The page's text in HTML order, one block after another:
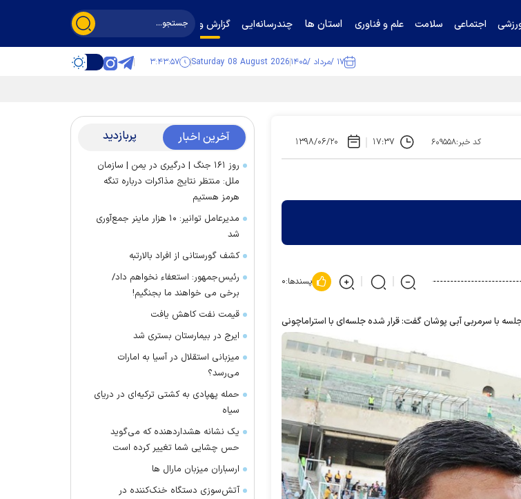
اجتماعی سلامت علم و فناوری استان ها چندرسانه‌ایی گزارش و گفت‌وگو
۱۷ /مرداد /۱۴۰۵ Saturday 08 August 2026 ۳:۴۳:۵۷
کد خبر:۶۰۹۵۵۸ ۱۷:۳۷ ۱۳۹۸/۰۶/۲۰
پسندها:۰
با سرمربی آبی پوشان گفت: قرار شدهجلسه‌ای با استراماچونی
آخرین اخبار پربازدید
روز ۱۶۱ جنگ | درگیری در یمن | سازمان
ملل: منتظر نتایج مذاکرات درباره تنگه
هرمز هستیم
مدیرعامل توانیر: ۱۰ هزار ماینر جمع‌آوری
شد
کشف گورستانی از افراد بالارتبه
رئیس‌جمهور: استعفاء نخواهم داد/
برخی می خواهند ما بجنگیم!
قیمت نفت کاهش یافت
ایرج در بیمارستان بستری شد
میزبانی استقلال در آسیا به امارات
می‌رسد؟
حمله پهپادی به کشتی ترکیه‌ای در دریای
سیاه
یک نشانه هشداردهنده که می‌گوید
حس چشایی شما تغییر کرده است
ارسباران میزبان مارال ها
آتش‌سوزی دستگاه خنک‌کننده در